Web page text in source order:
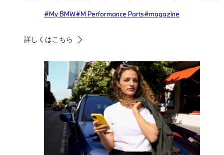
#My BMW#M Performance Parts#magazine
詳しくはこちら